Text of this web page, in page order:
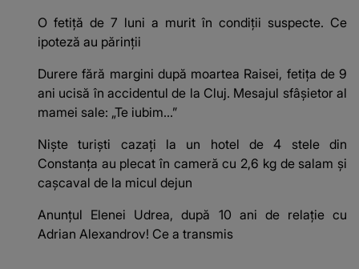
O fetiță de 7 luni a murit în condiții suspecte. Ce
ipoteză au părinții
Durere fără margini după moartea Raisei, fetița de 9
ani ucisă în accidentul de la Cluj. Mesajul sfâșietor al
mamei sale: „Te iubim…”
Niște turiști cazați la un hotel de 4 stele din
Constanța au plecat în cameră cu 2,6 kg de salam și
cașcaval de la micul dejun
Anunțul Elenei Udrea, după 10 ani de relație cu
Adrian Alexandrov! Ce a transmis